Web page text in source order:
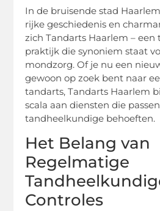
In de bruisende stad
rijke geschiedenis en
zich Tandarts Haarlem –
praktijk die synoniem staat
mondzorg. Of je nu een
gewoon op zoek bent naar
tandarts, Tandarts Haarlem
scala aan diensten die
tandheelkundige behoeften.
Het Belang van
Regelmatige
Controles